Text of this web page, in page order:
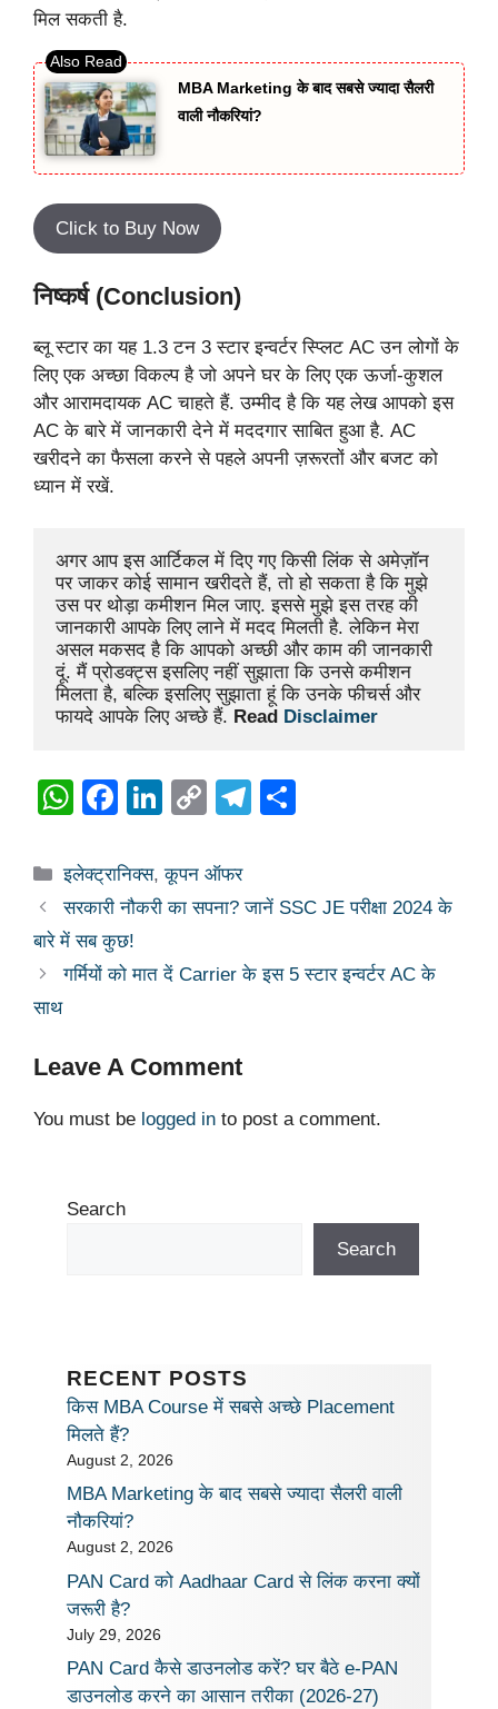
मिल सकती है.
MBA Marketing के बाद सबसे ज्यादा सैलरी
वाली नौकरियां?
Click to Buy Now
निष्कर्ष (Conclusion)
ब्लू स्टार का यह 1.3 टन 3 स्टार इन्वर्टर स्प्लिट AC उन लोगों के
लिए एक अच्छा विकल्प है जो अपने घर के लिए एक ऊर्जा-कुशल
और आरामदायक AC चाहते हैं. उम्मीद है कि यह लेख आपको इस
AC के बारे में जानकारी देने में मददगार साबित हुआ है. AC
खरीदने का फैसला करने से पहले अपनी ज़रूरतों और बजट को
ध्यान में रखें.
अगर आप इस आर्टिकल में दिए गए किसी लिंक से अमेज़ॉन
पर जाकर कोई सामान खरीदते हैं, तो हो सकता है कि मुझे
उस पर थोड़ा कमीशन मिल जाए. इससे मुझे इस तरह की
जानकारी आपके लिए लाने में मदद मिलती है. लेकिन मेरा
असल मकसद है कि आपको अच्छी और काम की जानकारी
दूं. मैं प्रोडक्ट्स इसलिए नहीं सुझाता कि उनसे कमीशन
मिलता है, बल्कि इसलिए सुझाता हूं कि उनके फीचर्स और
फायदे आपके लिए अच्छे हैं. Read Disclaimer
W
at
s
A
p
F
c
e
b
o
Li
k
e
n
C
p
y
n
T
gr
m
e
Categories
इलेक्ट्रानिक्स,कूपन ऑफर
सरकारी नौकरी का सपना? जानें SSC JE परीक्षा 2024 के
बारे में सब कुछ!
गर्मियों को मात दें Carrier के इस 5 स्टार इन्वर्टर AC के
साथ
Leave A Comment
You must be logged in to post a comment.
Search
Search
RECENT POSTS
किस MBA Course में सबसे अच्छे Placement
मिलते हैं?
August 2, 2026
MBA Marketing के बाद सबसे ज्यादा सैलरी वाली
नौकरियां?
August 2, 2026
PAN Card को Aadhaar Card से लिंक करना क्यों
जरूरी है?
July 29, 2026
PAN Card कैसे डाउनलोड करें? घर बैठे e-PAN
डाउनलोड करने का आसान तरीका (2026-27)